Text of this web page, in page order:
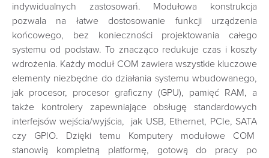
indywidualnych zastosowań. Modułowa konstrukcja
pozwala na łatwe dostosowanie funkcji urządzenia
końcowego, bez konieczności projektowania całego
systemu od podstaw. To znacząco redukuje czas i koszty
wdrożenia. Każdy moduł COM zawiera wszystkie kluczowe
elementy niezbędne do działania systemu wbudowanego,
jak procesor, procesor graficzny (GPU), pamięć RAM, a
także kontrolery zapewniające obsługę standardowych
interfejsów wejścia/wyjścia, jak USB, Ethernet, PCIe, SATA
czy GPIO. Dzięki temu Komputery modułowe COM
stanowią kompletną platformę, gotową do pracy po